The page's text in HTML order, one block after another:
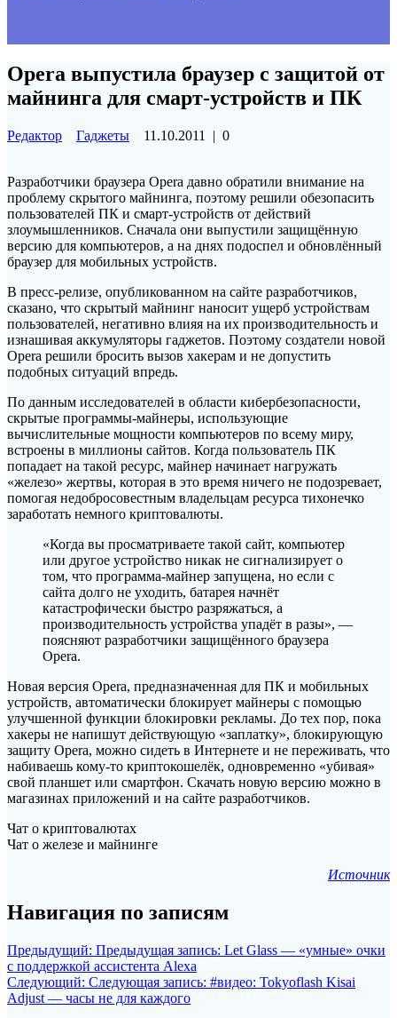
Opera выпустила браузер с защитой от
майнинга для смарт-устройств и ПК
Редактор Гаджеты 11.10.2011 | 0
Разработчики браузера Opera давно обратили внимание на
проблему скрытого майнинга, поэтому решили обезопасить
пользователей ПК и смарт-устройств от действий
злоумышленников. Сначала они выпустили защищённую
версию для компьютеров, а на днях подоспел и обновлённый
браузер для мобильных устройств.
В пресс-релизе, опубликованном на сайте разработчиков,
сказано, что скрытый майнинг наносит ущерб устройствам
пользователей, негативно влияя на их производительность и
изнашивая аккумуляторы гаджетов. Поэтому создатели новой
Opera решили бросить вызов хакерам и не допустить
подобных ситуаций впредь.
По данным исследователей в области кибербезопасности,
скрытые программы-майнеры, использующие
вычислительные мощности компьютеров по всему миру,
встроены в миллионы сайтов. Когда пользователь ПК
попадает на такой ресурс, майнер начинает нагружать
«железо» жертвы, которая в это время ничего не подозревает,
помогая недобросовестным владельцам ресурса тихонечко
заработать немного криптовалюты.
«Когда вы просматриваете такой сайт, компьютер
или другое устройство никак не сигнализирует о
том, что программа-майнер запущена, но если с
сайта долго не уходить, батарея начнёт
катастрофически быстро разряжаться, а
производительность устройства упадёт в разы», —
поясняют разработчики защищённого браузера
Opera.
Новая версия Opera, предназначенная для ПК и мобильных
устройств, автоматически блокирует майнеры с помощью
улучшенной функции блокировки рекламы. До тех пор, пока
хакеры не напишут действующую «заплатку», блокирующую
защиту Opera, можно сидеть в Интернете и не переживать, что
набиваешь кому-то криптокошелёк, одновременно «убивая»
свой планшет или смартфон. Скачать новую версию можно в
магазинах приложений и на сайте разработчиков.
Чат о криптовалютах
Чат о железе и майнинге
Источник
Навигация по записям
Предыдущий: Предыдущая запись: Let Glass — «умные» очки
с поддержкой ассистента Alexa
Следующий: Следующая запись: #видео: Tokyoflash Kisai
Adjust — часы не для каждого